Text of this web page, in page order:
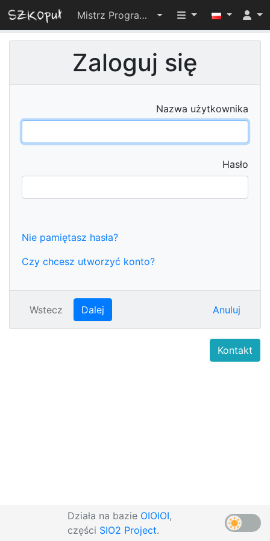
Mistrz Programowania 2025 Przełącz
Zaloguj się
Nazwa użytkownika
Hasło
Nie pamiętasz hasła?
Czy chcesz utworzyć konto?
Wstecz Dalej Anuluj
Działa na bazie OIOIOI,
części SIO2 Project.
Kontakt